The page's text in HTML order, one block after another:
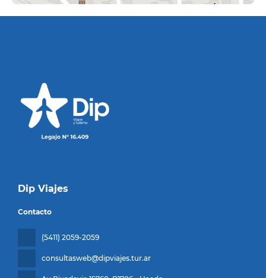
Dip Viajes
Contacto
(5411) 2059-2059
consultasweb@dipviajes.tur.ar